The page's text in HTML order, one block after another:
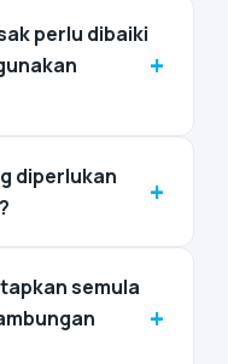
perlu dibaiki
+
diperlukan
+
semula
+